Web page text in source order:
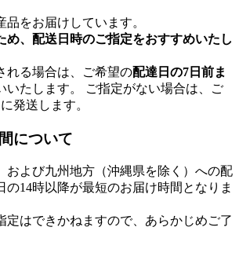
をお届けしています。
め、配送日時のご指定をおすすめいたし
れる場合は、ご希望の配達日の7日前ま
いたします。 ご指定がない場合は、ご
発送します。
について
および九州地方（沖縄県を除く）への配
の14時以降が最短のお届け時間となりま
定はできかねますので、あらかじめご了